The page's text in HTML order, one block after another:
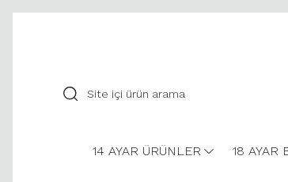
14 AYAR ÜRÜNLER 18 AYAR